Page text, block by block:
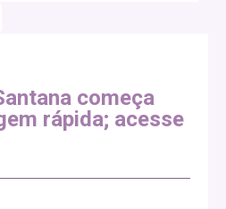
começa
rápida; acesse